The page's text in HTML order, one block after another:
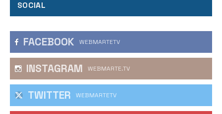
SOCIAL
FACEBOOK WEBMARTETV
INSTAGRAM WEBMARTE.TV
TWITTER WEBMARTETV